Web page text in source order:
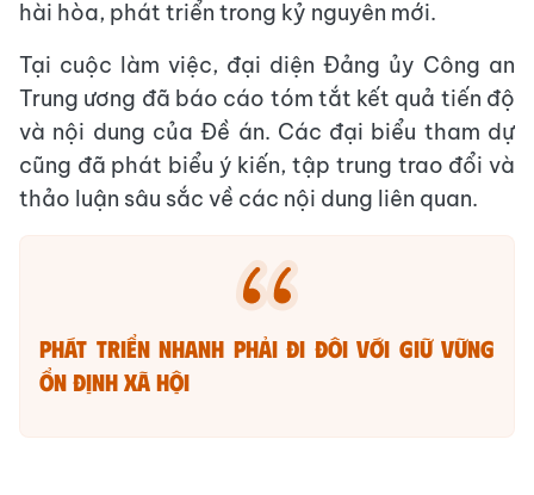
hài hòa, phát triển trong kỷ nguyên mới.
Tại cuộc làm việc, đại diện Đảng ủy Công an
Trung ương đã báo cáo tóm tắt kết quả tiến độ
và nội dung của Đề án. Các đại biểu tham dự
cũng đã phát biểu ý kiến, tập trung trao đổi và
thảo luận sâu sắc về các nội dung liên quan.
PHÁT TRIỂN NHANH PHẢI ĐI ĐÔI VỚI GIỮ VỮNG
ỔN ĐỊNH XÃ HỘI